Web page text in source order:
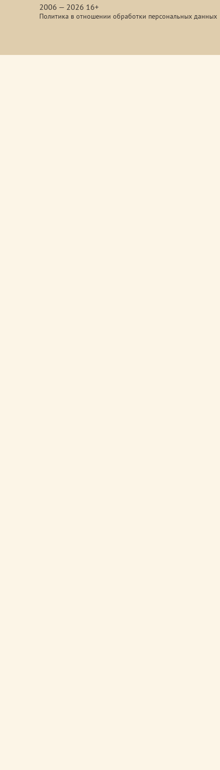
2006 — 2026 16+
Политика в отношении обработки персональных данных